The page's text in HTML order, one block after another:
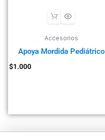
Accesorios
Apoya Mordida Pediátrico
$1.000